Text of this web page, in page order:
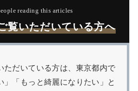
reading this articles
覧いただいている方へ
ただいている方は、東京都内で
」「もっと綺麗になりたい」と